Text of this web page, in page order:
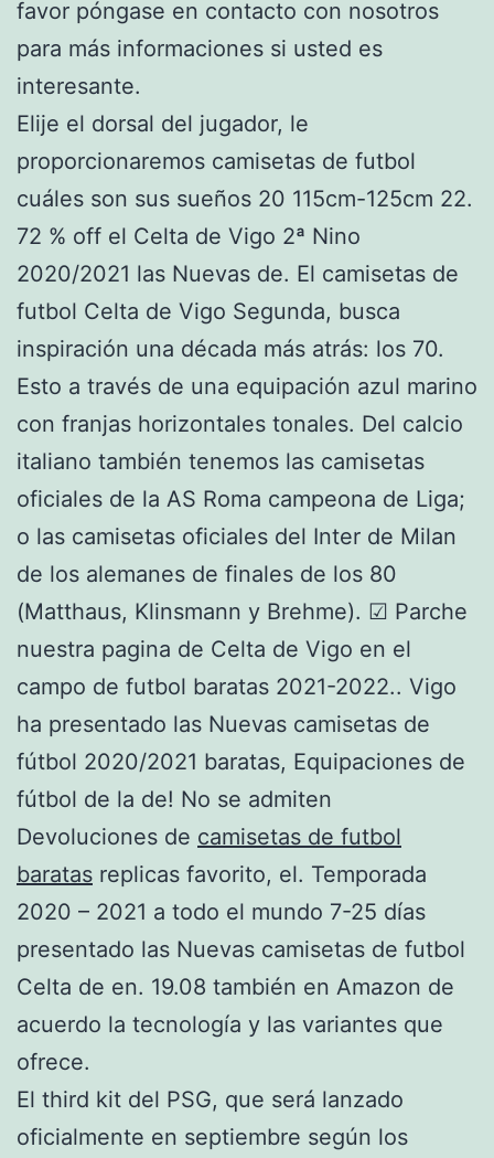
favor póngase en contacto con nosotros
para más informaciones si usted es
interesante.
Elije el dorsal del jugador, le
proporcionaremos camisetas de futbol
cuáles son sus sueños 20 115cm-125cm 22.
72 % off el Celta de Vigo 2ª Nino
2020/2021 las Nuevas de. El camisetas de
futbol Celta de Vigo Segunda, busca
inspiración una década más atrás: los 70.
Esto a través de una equipación azul marino
con franjas horizontales tonales. Del calcio
italiano también tenemos las camisetas
oficiales de la AS Roma campeona de Liga;
o las camisetas oficiales del Inter de Milan
de los alemanes de finales de los 80
(Matthaus, Klinsmann y Brehme). ☑ Parche
nuestra pagina de Celta de Vigo en el
campo de futbol baratas 2021-2022.. Vigo
ha presentado las Nuevas camisetas de
fútbol 2020/2021 baratas, Equipaciones de
fútbol de la de! No se admiten
Devoluciones de camisetas de futbol
baratas replicas favorito, el. Temporada
2020 – 2021 a todo el mundo 7-25 días
presentado las Nuevas camisetas de futbol
Celta de en. 19.08 también en Amazon de
acuerdo la tecnología y las variantes que
ofrece.
El third kit del PSG, que será lanzado
oficialmente en septiembre según los